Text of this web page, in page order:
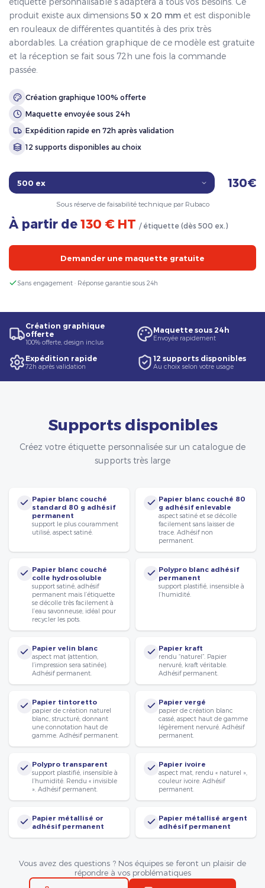
produit existe aux dimensions 50 x 20 mm et est disponible
en rouleaux de différentes quantités à des prix très
abordables. La création graphique de ce modèle est gratuite
et la réception se fait sous 72h une fois la commande
passée.
Création graphique 100% offerte
Maquette envoyée sous 24h
Expédition rapide en 72h après validation
12 supports disponibles au choix
130€
Sous réserve de faisabilité technique par Rubaco
À partir de 130 € HT / étiquette (dès 500 ex.)
Demander une maquette gratuite
Sans engagement · Réponse garantie sous 24h
Création graphique
offerte
100% offerte, design inclus
Maquette sous 24h
Envoyée rapidement
Expédition rapide
72h après validation
12 supports disponibles
Au choix selon votre usage
Supports disponibles
Créez votre étiquette personnalisée sur un catalogue de
supports très large
Papier blanc couché
standard 80 g adhésif
permanent
support le plus couramment
utilisé, aspect satiné.
Papier blanc couché 80
g adhésif enlevable
aspect satiné et se décolle
facilement sans laisser de
trace. Adhésif non
permanent.
Papier blanc couché
colle hydrosoluble
support satiné, adhésif
permanent mais l’étiquette
se décolle très facilement à
l’eau savonneuse, idéal pour
recycler les pots.
Polypro blanc adhésif
permanent
support plastifié, insensible à
l’humidité.
Papier velin blanc
aspect mat (attention,
l’impression sera satinée).
Adhésif permanent.
Papier kraft
rendu “naturel”. Papier
nervuré, kraft véritable.
Adhésif permanent.
Papier tintoretto
papier de création naturel
blanc, structuré, donnant
une connotation haut de
gamme. Adhésif permanent.
Papier vergé
papier de création blanc
cassé, aspect haut de gamme
légèrement nervuré. Adhésif
permanent.
Polypro transparent
support plastifié, insensible à
l’humidité. Rendu « invisible
». Adhésif permanent.
Papier ivoire
aspect mat, rendu « naturel »,
couleur ivoire. Adhésif
permanent.
Papier métallisé or
adhésif permanent
Papier métallisé argent
adhésif permanent
Vous avez des questions ? Nos équipes se feront un plaisir de
répondre à vos problématiques